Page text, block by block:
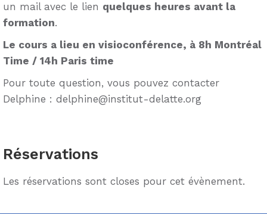
un mail avec le lien quelques heures avant la
formation.
Le cours a lieu en visioconférence, à 8h Montréal
Time / 14h Paris time
Pour toute question, vous pouvez contacter
Delphine : delphine@institut-delatte.org
Réservations
Les réservations sont closes pour cet évènement.